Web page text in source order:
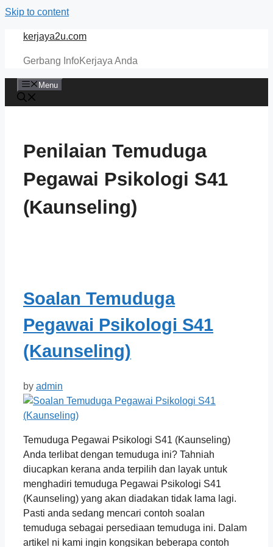
Skip to content
kerjaya2u.com
Gerbang InfoKerjaya Anda
Menu
Penilaian Temuduga
Pegawai Psikologi S41
(kaunseling)
Soalan Temuduga
Pegawai Psikologi S41
(Kaunseling)
by admin
Temuduga Pegawai Psikologi S41 (Kaunseling)
Anda terlibat dengan temuduga ini? Tahniah
diucapkan kerana anda terpilih dan layak untuk
menghadiri temuduga Pegawai Psikologi S41
(Kaunseling) yang akan diadakan tidak lama lagi.
Pasti anda sedang mencari contoh soalan
temuduga sebagai persediaan temuduga ini. Dalam
artikel ni kami ingin kongsikan beberapa contoh